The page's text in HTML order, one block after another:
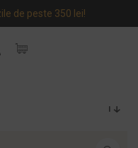
de peste 350 lei!